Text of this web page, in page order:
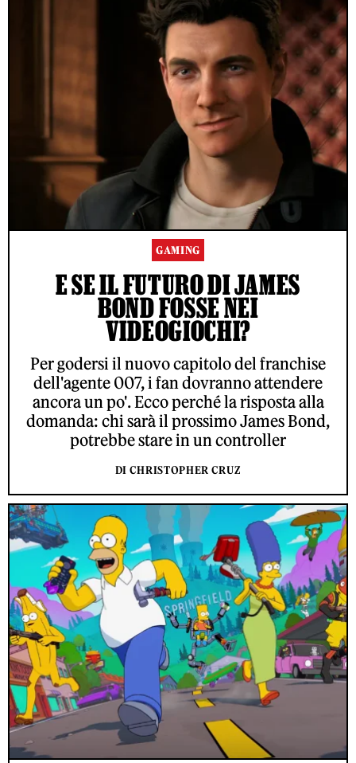
GAMING
E SE IL FUTURO DI JAMES
BOND FOSSE NEI
VIDEOGIOCHI?
Per godersi il nuovo capitolo del franchise
dell'agente 007, i fan dovranno attendere
ancora un po'. Ecco perché la risposta alla
domanda: chi sarà il prossimo James Bond,
potrebbe stare in un controller
DI CHRISTOPHER CRUZ